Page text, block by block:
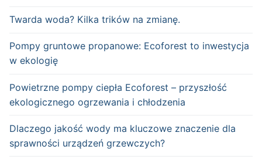
Twarda woda? Kilka trików na zmianę.
Pompy gruntowe propanowe: Ecoforest to inwestycja
w ekologię
Powietrzne pompy ciepła Ecoforest – przyszłość
ekologicznego ogrzewania i chłodzenia
Dlaczego jakość wody ma kluczowe znaczenie dla
sprawności urządzeń grzewczych?